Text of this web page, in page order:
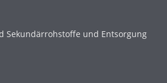
Sekundärrohstoffe und Entsorgung